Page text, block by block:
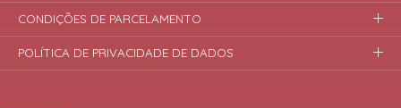
CONDIÇÕES DE PARCELAMENTO
POLÍTICA DE PRIVACIDADE DE DADOS